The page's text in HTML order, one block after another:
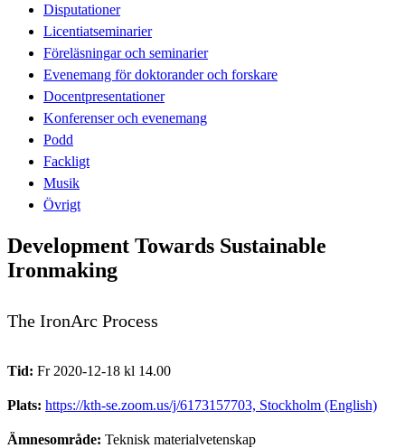
Disputationer
Licentiatseminarier
Föreläsningar och seminarier
Evenemang för doktorander och forskare
Docentpresentationer
Konferenser och evenemang
Podd
Fackligt
Musik
Övrigt
Development Towards Sustainable
Ironmaking
The IronArc Process
Tid: Fr 2020-12-18 kl 14.00
Plats: https://kth-se.zoom.us/j/6173157703, Stockholm (English)
Ämnesområde: Teknisk materialvetenskap